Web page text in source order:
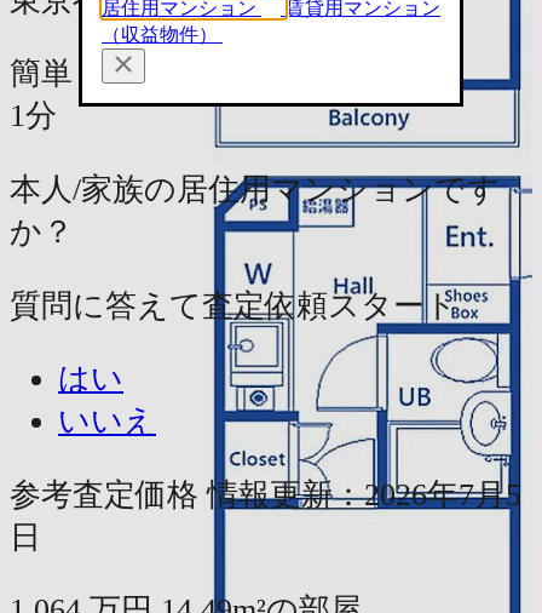
簡単
1分
本人/家族の居住用マンションです
か？
質問に答えて査定依頼スタート
はい
いいえ
参考査定価格 情報更新：2026年7月5
日
居住用マンション
賃貸用マンション
（収益物件）